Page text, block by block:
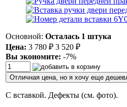
Основной: Осталась 1 штука
Цена: 3 780 ₽ 3 520 ₽
Вы экономите: -7%
Отличная цена, но я хочу еще
С вставкой. Дефекты (см. фото).